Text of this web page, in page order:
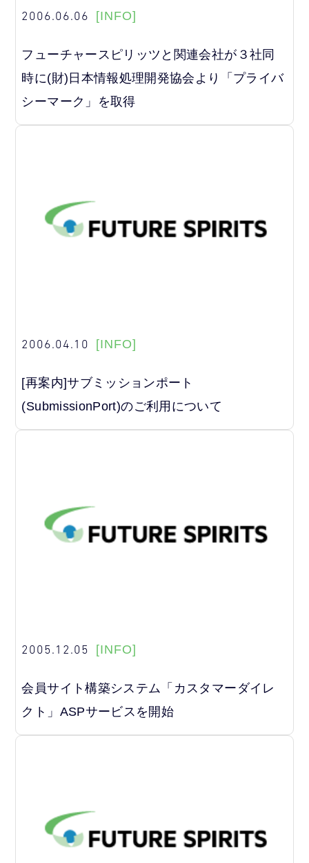
2006.06.06 [INFO]
フューチャースピリッツと関連会社が３社同
時に(財)日本情報処理開発協会より「プライバ
シーマーク」を取得
2006.04.10 [INFO]
[再案内]サブミッションポート
(SubmissionPort)のご利用について
2005.12.05 [INFO]
会員サイト構築システム「カスタマーダイレ
クト」ASPサービスを開始